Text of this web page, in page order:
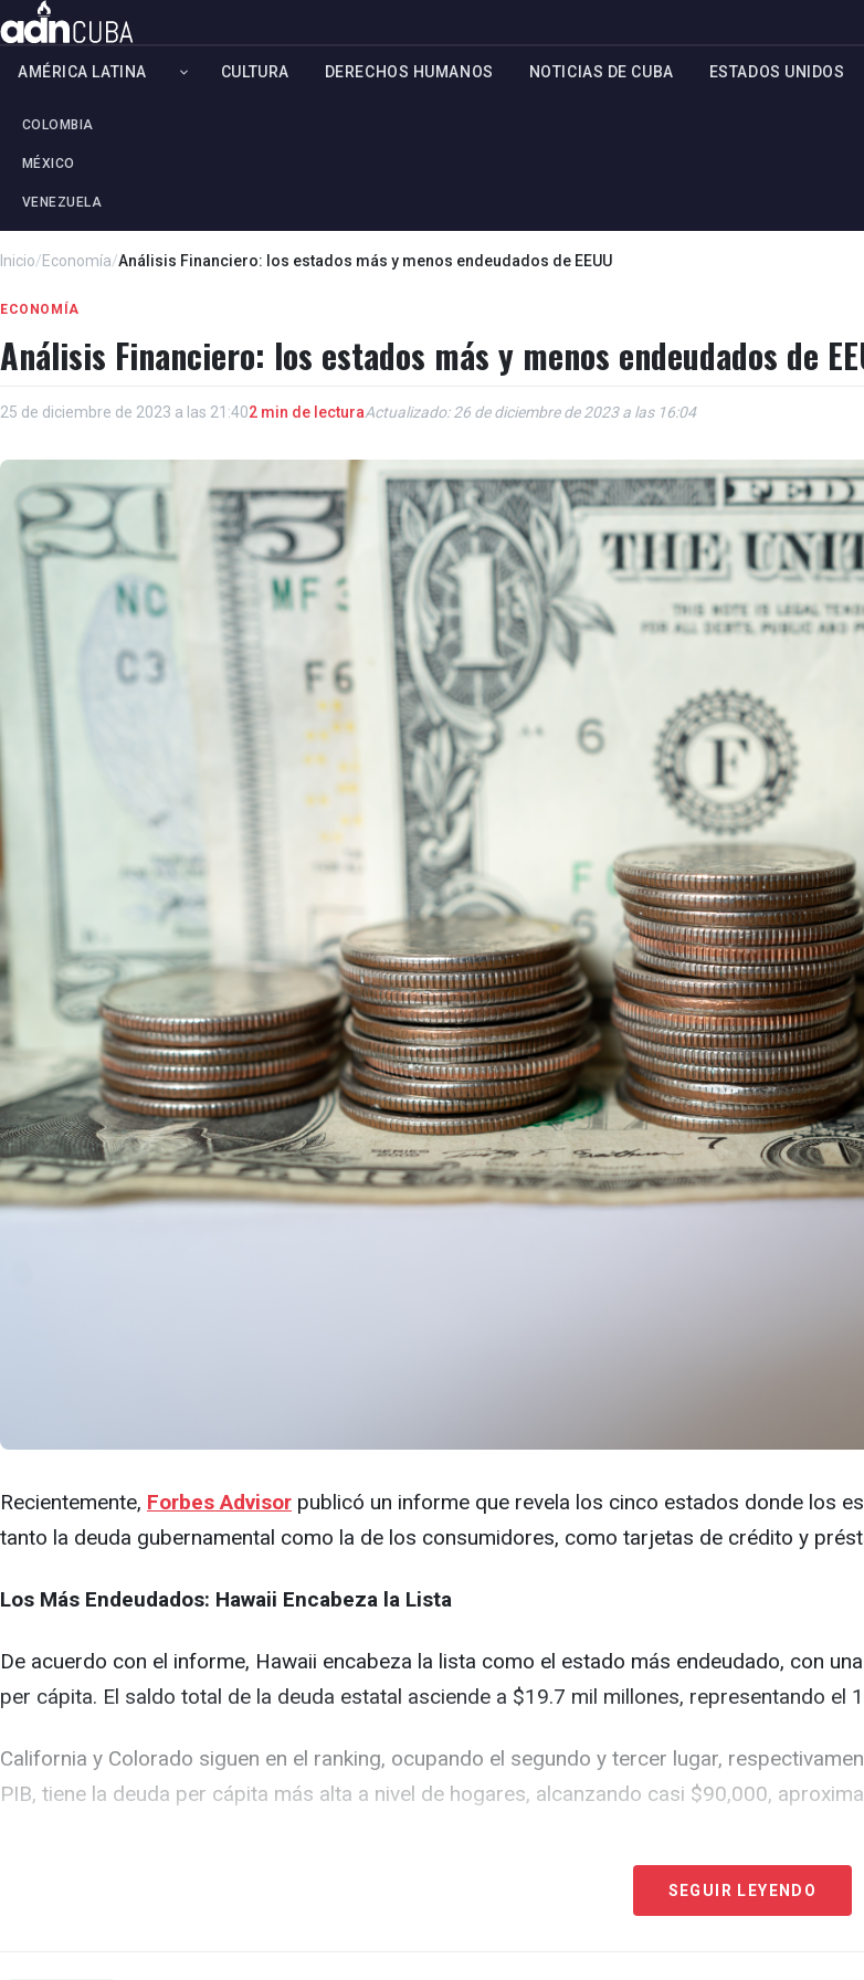
AMÉRICA LATINA
COLOMBIA
MÉXICO
VENEZUELA
CULTURA DERECHOS HUMANOS NOTICIAS DE CUBA ESTADOS UNIDOS
Inicio/Economía/Análisis Financiero: los estados más y menos endeudados de EEUU
ECONOMÍA
Análisis Financiero: los estados más y menos endeudados de
25 de diciembre de 2023 a las 21:402 min de lecturaActualizado: 26 de diciembre de 2023 a las 16:04
Recientemente, Forbes Advisor publicó un informe que revela los cinco estados donde los
tanto la deuda gubernamental como la de los consumidores, como tarjetas de crédito y
Los Más Endeudados: Hawaii Encabeza la Lista
De acuerdo con el informe, Hawaii encabeza la lista como el estado más endeudado, con
per cápita. El saldo total de la deuda estatal asciende a $19.7 mil millones, representando el
California y Colorado siguen en el ranking, ocupando el segundo y tercer lugar,
PIB, tiene la deuda per cápita más alta a nivel de hogares, alcanzando casi $90,000,
Los 4 primeros gobernados por demócratas. Mientras que Nevada es gobenrnada por un
SEGUIR LEYENDO